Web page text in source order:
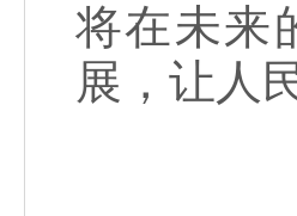
将在未来
展，让人